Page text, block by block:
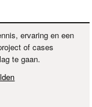
ervaring en een
of cases
te gaan.